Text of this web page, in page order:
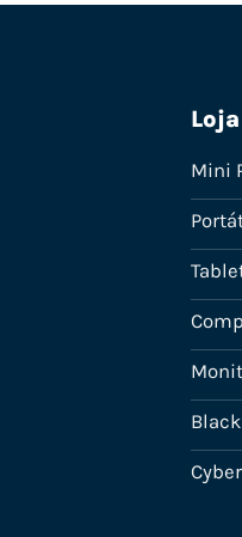
Loja
Mini